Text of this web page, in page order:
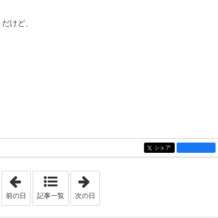
けど、
entry3797
シェア
「2025年11月 5日」
前の日 記事一覧 次の日